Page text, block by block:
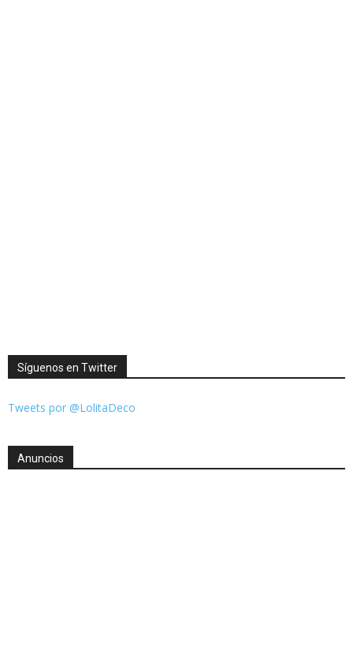
Síguenos en Twitter
Tweets por @LolitaDeco
Anuncios